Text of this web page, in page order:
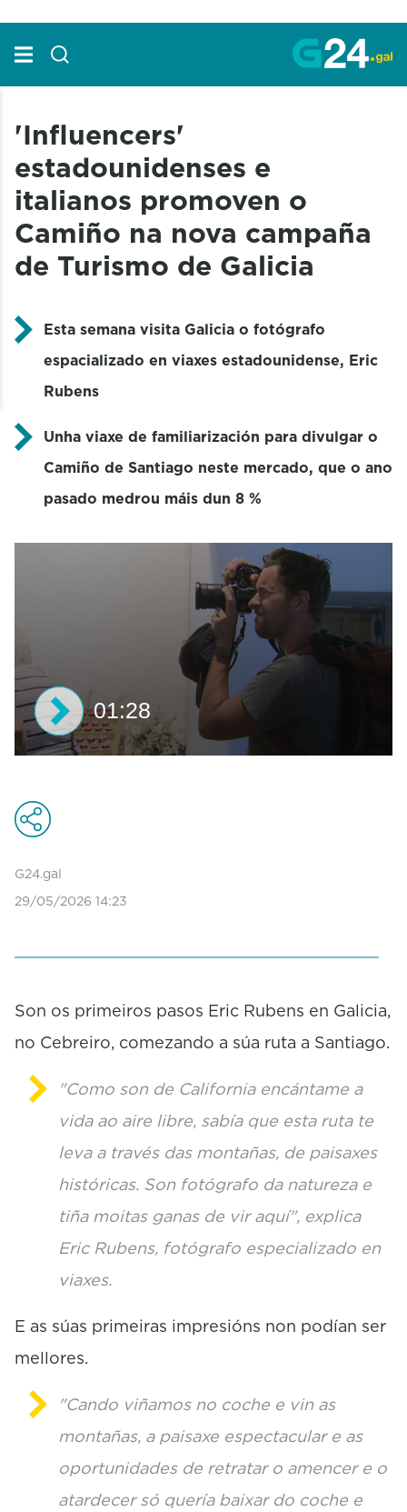
'Influencers'
estadounidenses e
italianos promoven o
Camiño na nova campaña
de Turismo de Galicia
Esta semana visita Galicia o fotógrafo
espacializado en viaxes estadounidense, Eric
Rubens
Unha viaxe de familiarización para divulgar o
Camiño de Santiago neste mercado, que o ano
pasado medrou máis dun 8 %
c
o
d
o
m
u
e
01:28
G24.gal
29/05/2026 14:23
Son os primeiros pasos Eric Rubens en Galicia,
no Cebreiro, comezando a súa ruta a Santiago.
"Como son de California encántame a
vida ao aire libre, sabía que esta ruta te
leva a través das montañas, de paisaxes
históricas. Son fotógrafo da natureza e
tiña moitas ganas de vir aquí", explica
Eric Rubens, fotógrafo especializado en
viaxes.
E as súas primeiras impresións non podían ser
mellores.
"Cando viñamos no coche e vin as
montañas, a paisaxe espectacular e as
oportunidades de retratar o amencer e o
atardecer só quería baixar do coche e